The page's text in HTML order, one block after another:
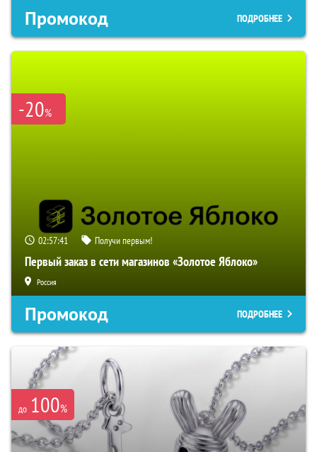
Промокод ПОДРОБНЕЕ
-20%
02:57:40 Получи первым!
Первый заказ в сети магазинов «Золотое Яблоко»
Россия
Промокод ПОДРОБНЕЕ
до 100%